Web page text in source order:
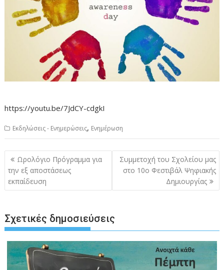
https://youtu.be/7JdCY-cdgkI
Εκδηλώσεις - Ενημερώσεις, Ενημέρωση
Πλοήγηση
άρθρων
Ωρολόγιο Πρόγραμμα για
την εξ αποστάσεως
εκπαίδευση
Συμμετοχή του Σχολείου μας
στο 10ο Φεστιβάλ Ψηφιακής
Δημιουργίας
Σχετικές δημοσιεύσεις